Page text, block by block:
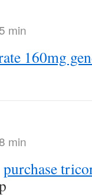
min
160mg
min
purchase